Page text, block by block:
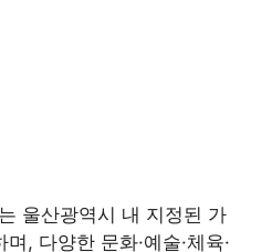
울산광역시 내 지정된 가
, 다양한 문화·예술·체육·